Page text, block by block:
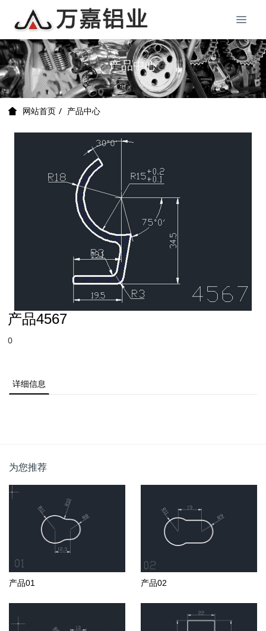
产品中心
网站首页 产品中心
产品4567
0
详细信息
为您推荐
产品01 产品02